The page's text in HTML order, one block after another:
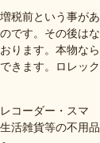
税前という事があ
です。その後はな
ります。本物なら
きます。ロレック
コーダー・スマ
活雑貨等の不用品